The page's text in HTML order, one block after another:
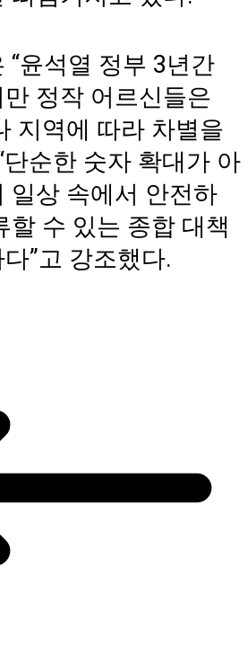
“윤석열 정부 3년간
정작 어르신들은
지역에 따라 차별을
단순한 숫자 확대가 아
일상 속에서 안전하
할 수 있는 종합 대책
”고 강조했다.